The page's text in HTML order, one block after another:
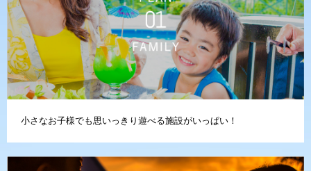
小さなお子様でも思いっきり遊べる施設がいっぱい！